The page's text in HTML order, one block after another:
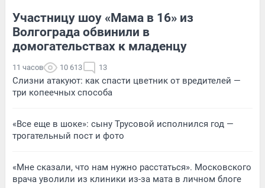
Участницу шоу «Мама в 16» из
Волгограда обвинили в
домогательствах к младенцу
11 часов 10 613 13
Слизни атакуют: как спасти цветник от вредителей —
три копеечных способа
«Все еще в шоке»: сыну Трусовой исполнился год —
трогательный пост и фото
«Мне сказали, что нам нужно расстаться». Московского
врача уволили из клиники из-за мата в личном блоге